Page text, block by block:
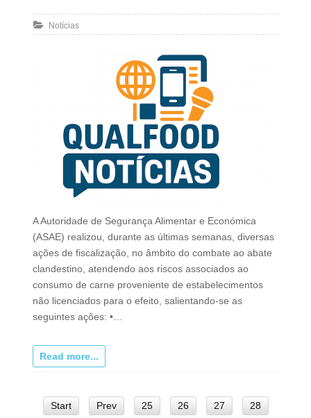
Notícias
A Autoridade de Segurança Alimentar e Económica
(ASAE) realizou, durante as últimas semanas, diversas
ações de fiscalização, no âmbito do combate ao abate
clandestino, atendendo aos riscos associados ao
consumo de carne proveniente de estabelecimentos
não licenciados para o efeito, salientando-se as
seguintes ações: •…
Read more...
Start Prev 25 26 27 28